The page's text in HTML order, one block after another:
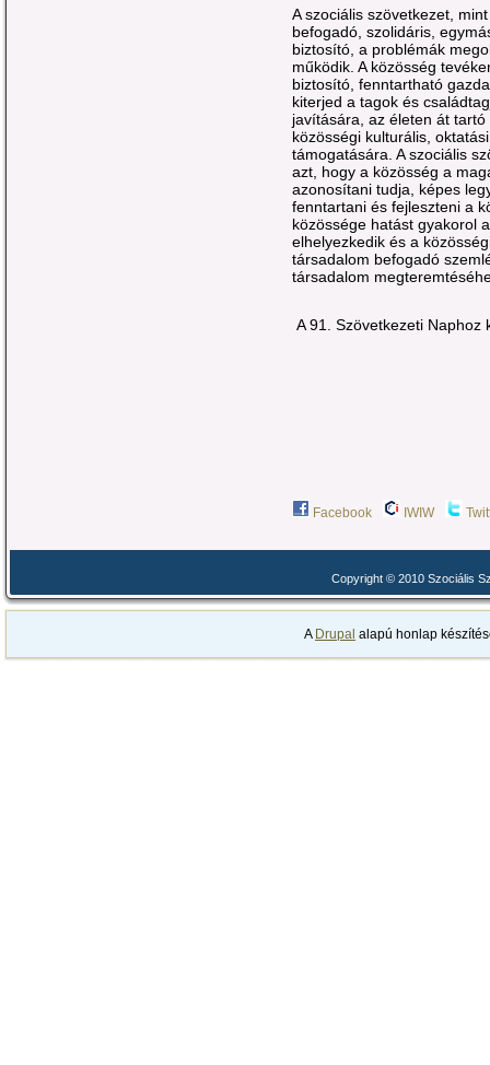
A szociális szövetkezet,
befogadó, szolidáris,
biztosító, a problémák
működik. A közösség
biztosító, fenntartható
kiterjed a tagok és
javítására, az életen át
közösségi kulturális,
támogatására. A szociális
azt, hogy a közösség a
azonosítani tudja, képes
fenntartani és fejleszteni a
közössége hatást gyakorol
elhelyezkedik és a
társadalom befogadó
társadalom
A 91. Szövetkezeti Naphoz
Facebook IWIW
Copyright © 2010 Szociális
A Drupal alapú honlap